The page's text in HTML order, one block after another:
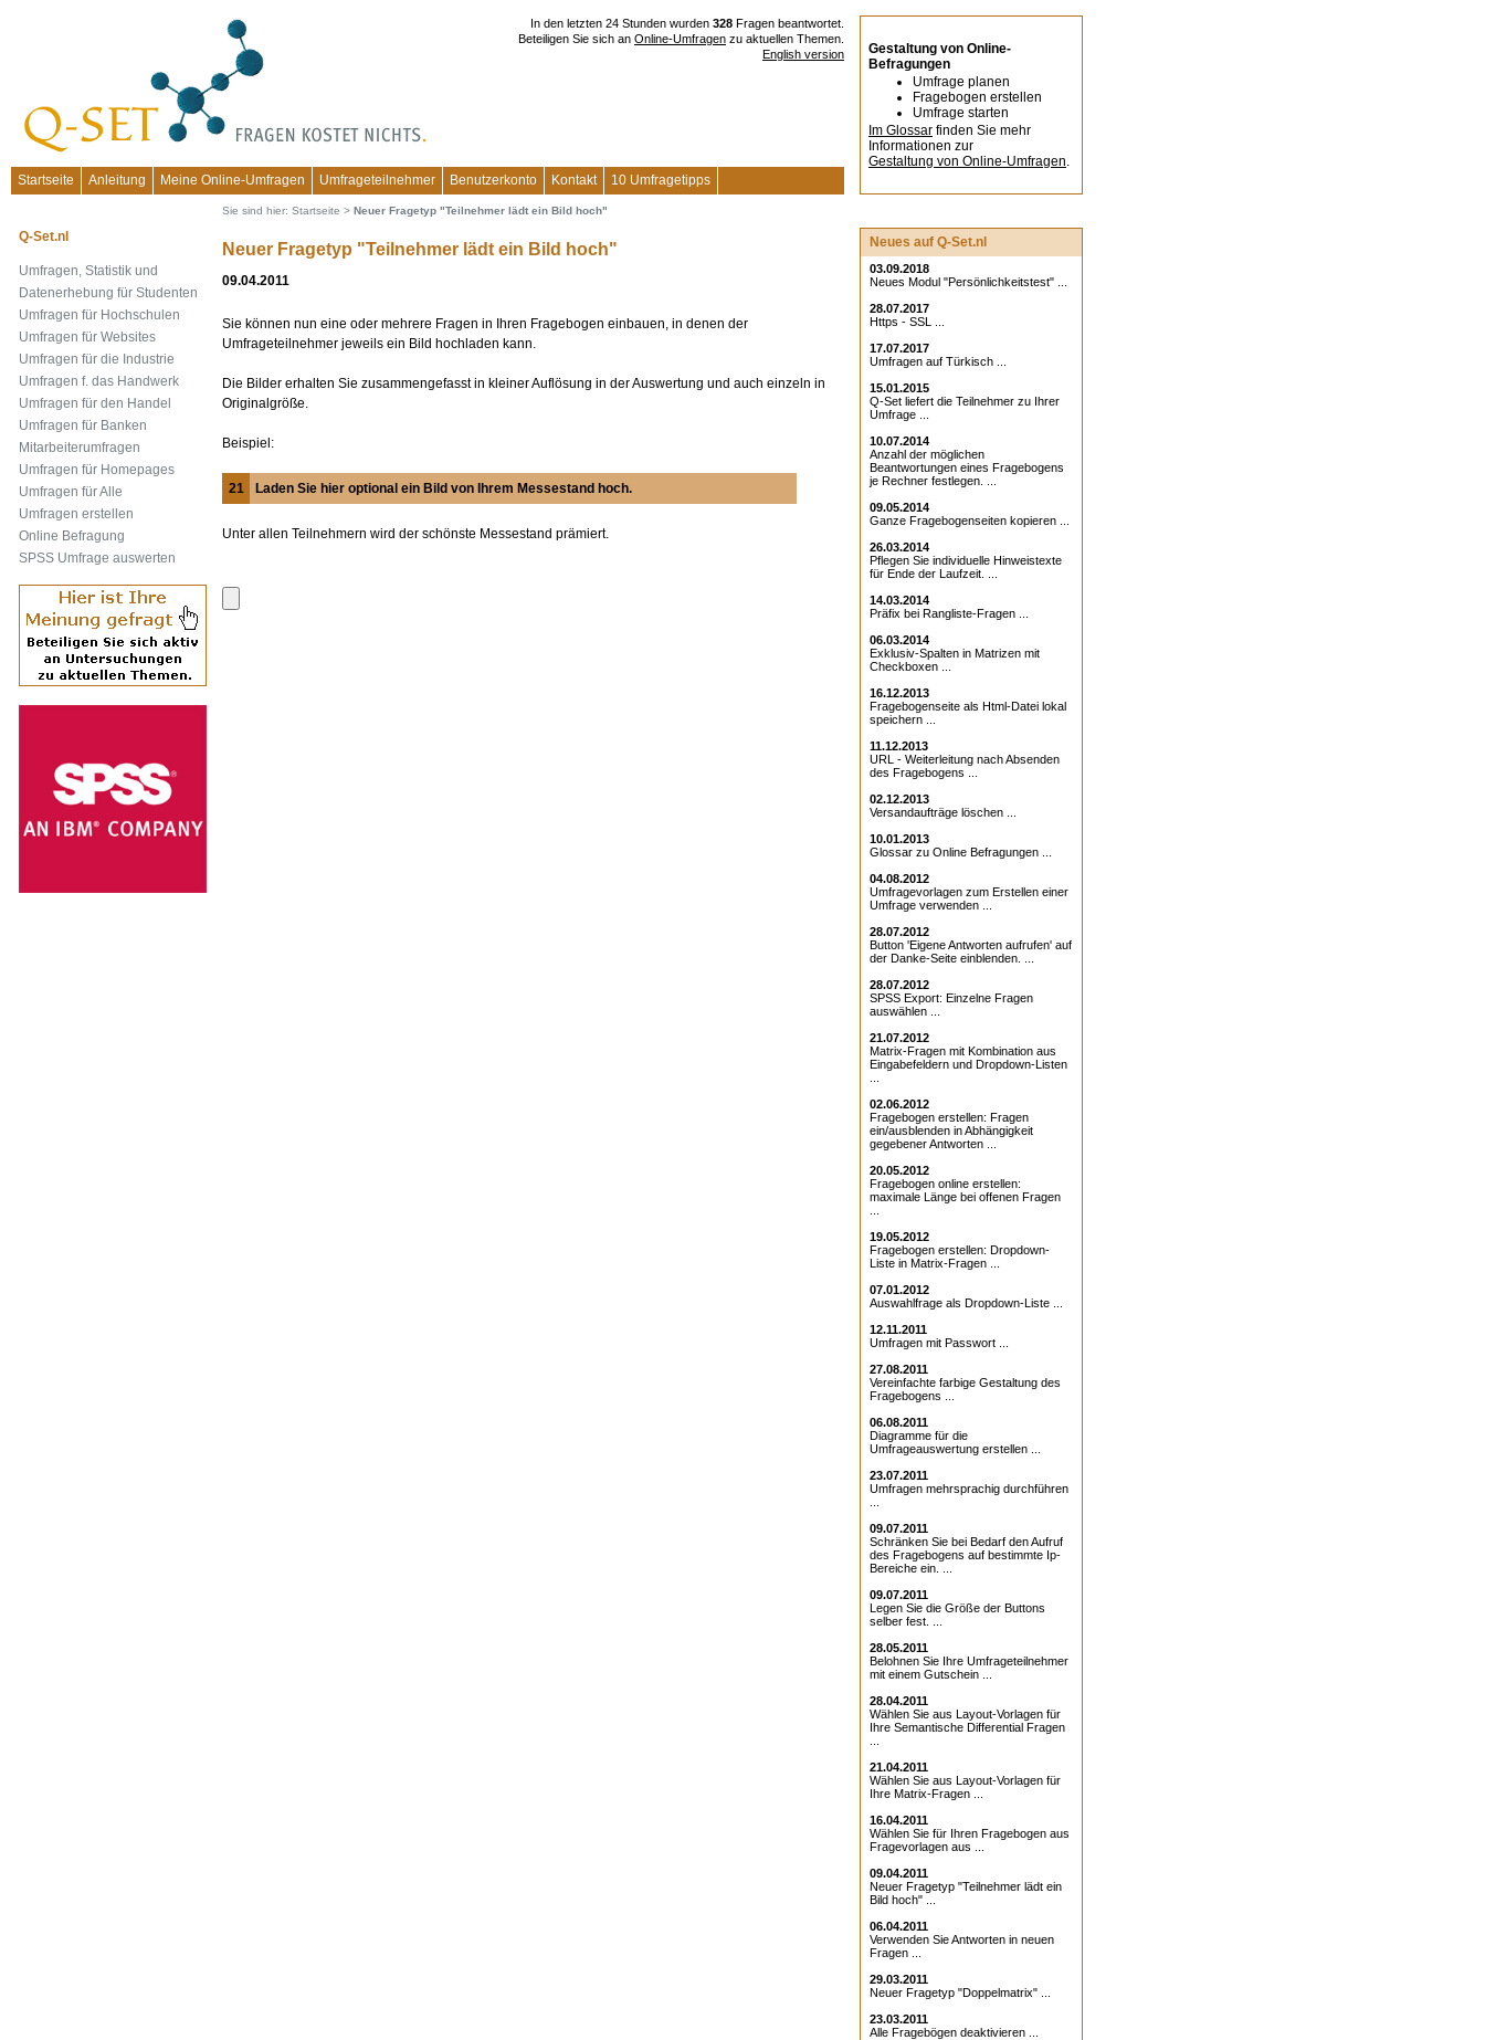
In den letzten 24 Stunden wurden 328 Fragen beantwortet.
Beteiligen Sie sich an Online-Umfragen zu aktuellen Themen.
English version
Gestaltung von Online-
Befragungen
Umfrage planen
Fragebogen erstellen
Umfrage starten
Im Glossar finden Sie mehr
Informationen zur
Gestaltung von Online-Umfragen.
Startseite
Anleitung Meine Online-Umfragen Umfrageteilnehmer Benutzerkonto Kontakt 10 Umfragetipps
Sie sind hier: Startseite > Neuer Fragetyp "Teilnehmer lädt ein Bild hoch"
Neuer Fragetyp "Teilnehmer lädt ein Bild hoch"
09.04.2011
Sie können nun eine oder mehrere Fragen in Ihren Fragebogen einbauen, in denen der
Umfrageteilnehmer jeweils ein Bild hochladen kann.
Die Bilder erhalten Sie zusammengefasst in kleiner Auflösung in der Auswertung und auch einzeln in
Originalgröße.
Beispiel:
21 Laden Sie hier optional ein Bild von Ihrem Messestand hoch.
Unter allen Teilnehmern wird der schönste Messestand prämiert.
Neues auf Q-Set.nl
03.09.2018
Neues Modul "Persönlichkeitstest" ...
28.07.2017
Https - SSL ...
17.07.2017
Umfragen auf Türkisch ...
15.01.2015
Q-Set liefert die Teilnehmer zu Ihrer
Umfrage ...
10.07.2014
Anzahl der möglichen
Beantwortungen eines Fragebogens
je Rechner festlegen. ...
09.05.2014
Ganze Fragebogenseiten kopieren ...
26.03.2014
Pflegen Sie individuelle Hinweistexte
für Ende der Laufzeit. ...
14.03.2014
Präfix bei Rangliste-Fragen ...
06.03.2014
Exklusiv-Spalten in Matrizen mit
Checkboxen ...
16.12.2013
Fragebogenseite als Html-Datei lokal
speichern ...
11.12.2013
URL - Weiterleitung nach Absenden
des Fragebogens ...
02.12.2013
Versandaufträge löschen ...
10.01.2013
Glossar zu Online Befragungen ...
04.08.2012
Umfragevorlagen zum Erstellen einer
Umfrage verwenden ...
28.07.2012
Button 'Eigene Antworten aufrufen' auf
der Danke-Seite einblenden. ...
28.07.2012
SPSS Export: Einzelne Fragen
auswählen ...
21.07.2012
Matrix-Fragen mit Kombination aus
Eingabefeldern und Dropdown-Listen
02.06.2012
Fragebogen erstellen: Fragen
ein/ausblenden in Abhängigkeit
gegebener Antworten ...
20.05.2012
Fragebogen online erstellen:
maximale Länge bei offenen Fragen
19.05.2012
Fragebogen erstellen: Dropdown-
Liste in Matrix-Fragen ...
07.01.2012
Auswahlfrage als Dropdown-Liste ...
12.11.2011
Umfragen mit Passwort ...
27.08.2011
Vereinfachte farbige Gestaltung des
Fragebogens ...
06.08.2011
Diagramme für die
Umfrageauswertung erstellen ...
23.07.2011
Umfragen mehrsprachig durchführen
09.07.2011
Schränken Sie bei Bedarf den Aufruf
des Fragebogens auf bestimmte Ip-
Bereiche ein. ...
09.07.2011
Legen Sie die Größe der Buttons
selber fest. ...
28.05.2011
Belohnen Sie Ihre Umfrageteilnehmer
mit einem Gutschein ...
28.04.2011
Wählen Sie aus Layout-Vorlagen für
Ihre Semantische Differential Fragen
21.04.2011
Wählen Sie aus Layout-Vorlagen für
Ihre Matrix-Fragen ...
16.04.2011
Wählen Sie für Ihren Fragebogen aus
Fragevorlagen aus ...
09.04.2011
Neuer Fragetyp "Teilnehmer lädt ein
Bild hoch" ...
06.04.2011
Verwenden Sie Antworten in neuen
Fragen ...
29.03.2011
Neuer Fragetyp "Doppelmatrix" ...
23.03.2011
Alle Fragebögen deaktivieren ...
Q-Set.nl
Umfragen, Statistik und
Datenerhebung für Studenten
Umfragen für Hochschulen
Umfragen für Websites
Umfragen für die Industrie
Umfragen f. das Handwerk
Umfragen für den Handel
Umfragen für Banken
Mitarbeiterumfragen
Umfragen für Homepages
Umfragen für Alle
Umfragen erstellen
Online Befragung
SPSS Umfrage auswerten